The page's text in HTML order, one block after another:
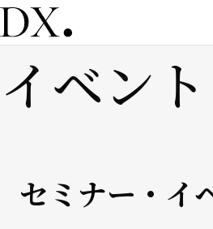
メ
ンイベン
セミナー・イ